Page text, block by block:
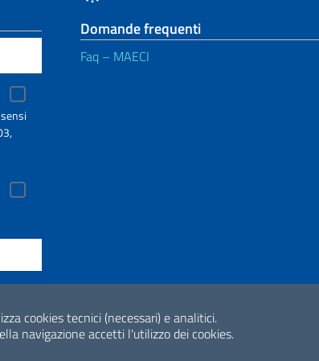
cookies tecnici (necessari) e analitici.
navigazione accetti l'utilizzo dei cookies.
Domande frequenti
Faq – MAECI
di accessibilità